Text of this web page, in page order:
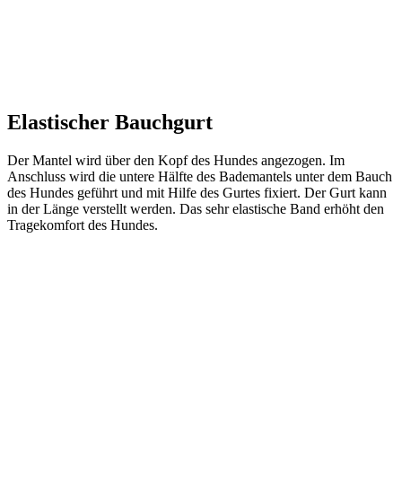
Elastischer Bauchgurt
Der Mantel wird über den Kopf des Hundes angezogen. Im
Anschluss wird die untere Hälfte des Bademantels unter dem Bauch
des Hundes geführt und mit Hilfe des Gurtes fixiert. Der Gurt kann
in der Länge verstellt werden. Das sehr elastische Band erhöht den
Tragekomfort des Hundes.